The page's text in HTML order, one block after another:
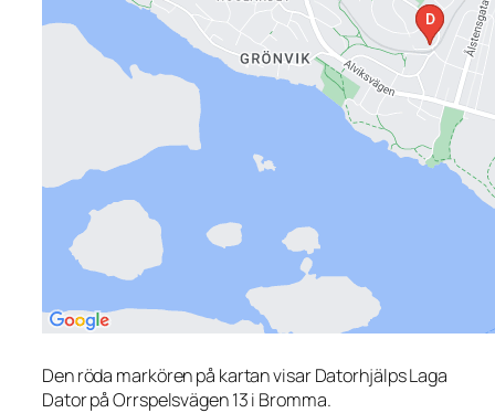
Den röda markören på kartan visar Datorhjälps Laga
Dator på Orrspelsvägen 13 i Bromma.